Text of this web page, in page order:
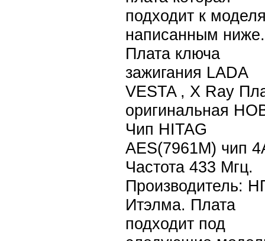
подходит к
написанным ниже.
Плата ключа
зажигания LADA
VESTA , X Ray
оригинальная
Чип HITAG
AES(7961M) чип
Частота 433 Мгц.
Производитель:
Итэлма. Плата
подходит под